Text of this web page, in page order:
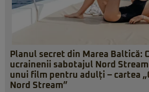
Planul secret din Marea Baltică:
ucrainenii sabotajul Nord
unui film pentru adulți – cartea
Nord Stream”